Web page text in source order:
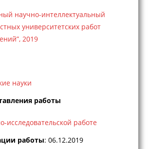
научно-интеллектуальный
университетских работ
2019
науки
работы
исследовательской работе
работы: 06.12.2019